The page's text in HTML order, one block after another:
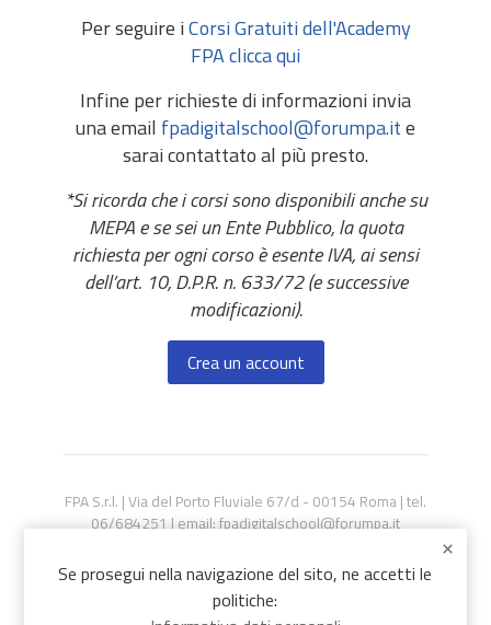
Per seguire iCorsi Gratuiti dell'Academy
FPA clicca qui
Infine per richieste di informazioni invia
una email fpadigitalschool@forumpa.ite
sarai contattato al più presto.
*Si ricorda che i corsi sono disponibili anche su
MEPA e se sei un Ente Pubblico, la quota
richiesta per ogni corso è esente IVA, ai sensi
dell’art. 10, D.P.R. n. 633/72 (e successive
modificazioni).
Crea un account
FPA S.r.l. | Via del Porto Fluviale 67/d - 00154 Roma | tel.
06/684251 | email: fpadigitalschool@forumpa.it
n. 1249791
Privacy&Cookie policy
Se prosegui nella navigazione del sito, ne accetti le
politiche: